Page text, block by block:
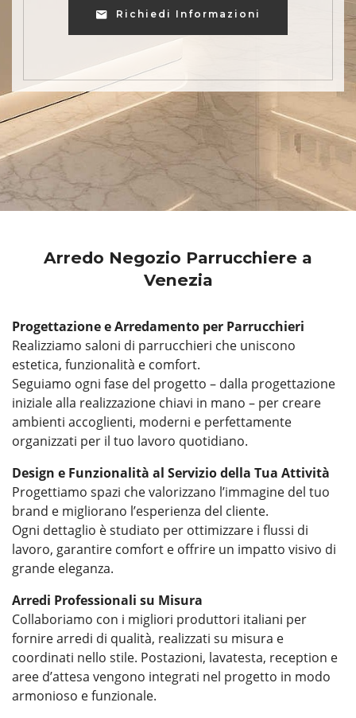
Richiedi Informazioni
Arredo Negozio Parrucchiere a
Venezia
Progettazione e Arredamento per Parrucchieri
Realizziamo saloni di parrucchieri che uniscono
estetica, funzionalità e comfort.
Seguiamo ogni fase del progetto – dalla progettazione
iniziale alla realizzazione chiavi in mano – per creare
ambienti accoglienti, moderni e perfettamente
organizzati per il tuo lavoro quotidiano.
Design e Funzionalità al Servizio della Tua Attività
Progettiamo spazi che valorizzano l’immagine del tuo
brand e migliorano l’esperienza del cliente.
Ogni dettaglio è studiato per ottimizzare i flussi di
lavoro, garantire comfort e offrire un impatto visivo di
grande eleganza.
Arredi Professionali su Misura
Collaboriamo con i migliori produttori italiani per
fornire arredi di qualità, realizzati su misura e
coordinati nello stile. Postazioni, lavatesta, reception e
aree d’attesa vengono integrati nel progetto in modo
armonioso e funzionale.